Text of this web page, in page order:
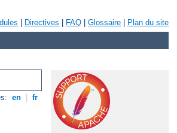
Directives FAQ Glossaire Plan du site
en fr